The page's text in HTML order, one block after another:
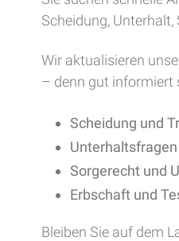
Scheidung,
Wir aktualisieren
– denn gut informiert
Scheidung und
Unterhaltsfragen
Sorgerecht und
Erbschaft und
Bleiben Sie auf dem